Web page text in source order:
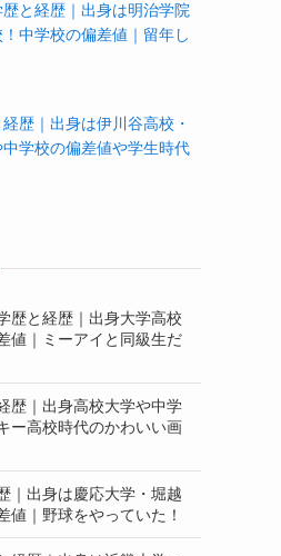
と経歴｜出身は明治学院
中学校の偏差値｜留年し
歴｜出身は伊川谷高校・
学校の偏差値や学生時代
歴と経歴｜出身大学高校
値｜ミーアイと同級生だ
歴｜出身高校大学や中学
ー高校時代のかわいい画
｜出身は慶応大学・堀越
値｜野球をやっていた！